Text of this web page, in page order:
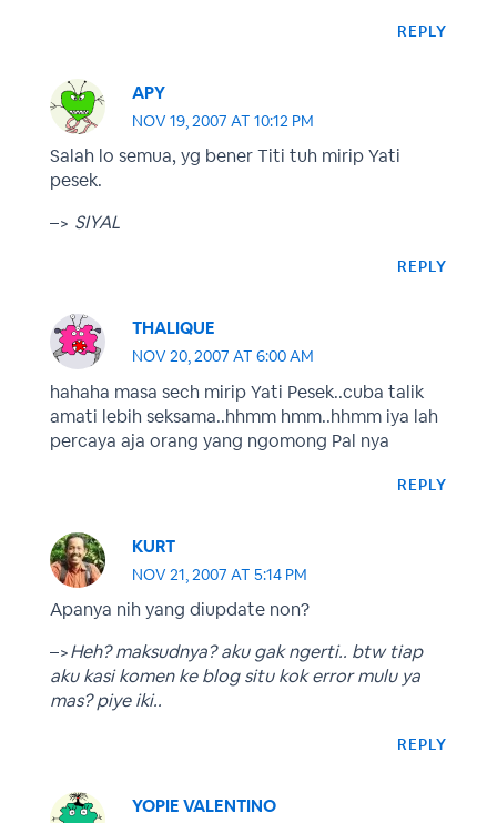
REPLY
APY
NOV 19, 2007 AT 10:12 PM
Salah lo semua, yg bener Titi tuh mirip Yati
pesek.
–> SIYAL
REPLY
THALIQUE
NOV 20, 2007 AT 6:00 AM
hahaha masa sech mirip Yati Pesek..cuba talik
amati lebih seksama..hhmm hmm..hhmm iya lah
percaya aja orang yang ngomong Pal nya
REPLY
KURT
NOV 21, 2007 AT 5:14 PM
Apanya nih yang diupdate non?
–>Heh? maksudnya? aku gak ngerti.. btw tiap
aku kasi komen ke blog situ kok error mulu ya
mas? piye iki..
REPLY
YOPIE VALENTINO